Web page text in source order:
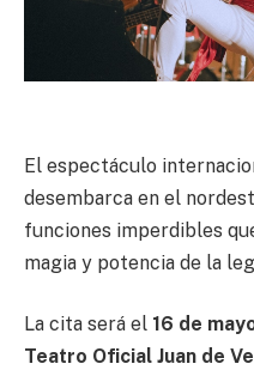
El espectáculo
desembarca en el
funciones imperdibles
magia y potencia de la
La cita será el 16 de
Teatro Oficial Juan de